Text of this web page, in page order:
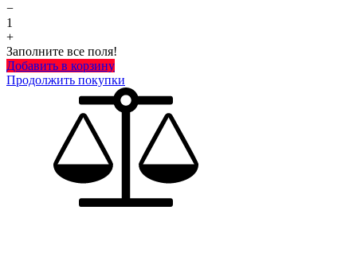
−
1
+
Заполните все поля!
Добавить в корзину
Продолжить покупки